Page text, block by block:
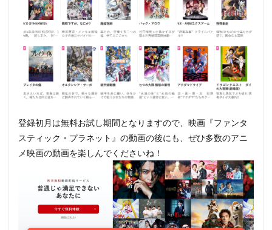
登録初月は無料お試し期間となりますので、映画『ファンタ
スティック・プラネット』の動画の後にも、ぜひ多数のアニ
メ映画の動画を楽しんでくださいね！